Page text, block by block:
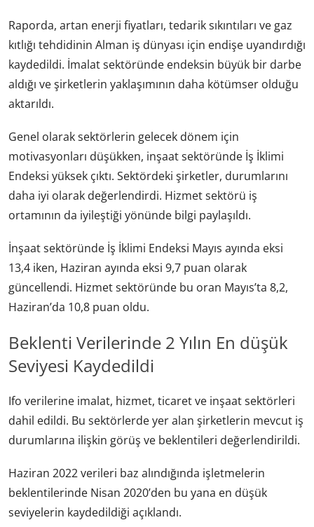
Raporda, artan enerji fiyatları, tedarik sıkıntıları ve gaz
kıtlığı tehdidinin Alman iş dünyası için endişe uyandırdığı
kaydedildi. İmalat sektöründe endeksin büyük bir darbe
aldığı ve şirketlerin yaklaşımının daha kötümser olduğu
aktarıldı.
Genel olarak sektörlerin gelecek dönem için
motivasyonları düşükken, inşaat sektöründe İş İklimi
Endeksi yüksek çıktı. Sektördeki şirketler, durumlarını
daha iyi olarak değerlendirdi. Hizmet sektörü iş
ortamının da iyileştiği yönünde bilgi paylaşıldı.
İnşaat sektöründe İş İklimi Endeksi Mayıs ayında eksi
13,4 iken, Haziran ayında eksi 9,7 puan olarak
güncellendi. Hizmet sektöründe bu oran Mayıs’ta 8,2,
Haziran’da 10,8 puan oldu.
Beklenti Verilerinde 2 Yılın En düşük
Seviyesi Kaydedildi
Ifo verilerine imalat, hizmet, ticaret ve inşaat sektörleri
dahil edildi. Bu sektörlerde yer alan şirketlerin mevcut iş
durumlarına ilişkin görüş ve beklentileri değerlendirildi.
Haziran 2022 verileri baz alındığında işletmelerin
beklentilerinde Nisan 2020’den bu yana en düşük
seviyelerin kaydedildiği açıklandı.